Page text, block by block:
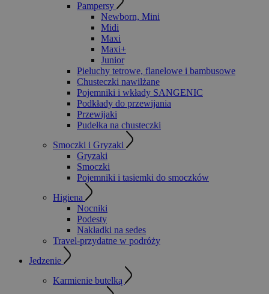
Pampersy
Newborn, Mini
Midi
Maxi
Maxi+
Junior
Pieluchy tetrowe, flanelowe i bambusowe
Chusteczki nawilżane
Pojemniki i wkłady SANGENIC
Podkłady do przewijania
Przewijaki
Pudełka na chusteczki
Smoczki i Gryzaki
Gryzaki
Smoczki
Pojemniki i tasiemki do smoczków
Higiena
Nocniki
Podesty
Nakładki na sedes
Travel-przydatne w podróży
Jedzenie
Karmienie butelką